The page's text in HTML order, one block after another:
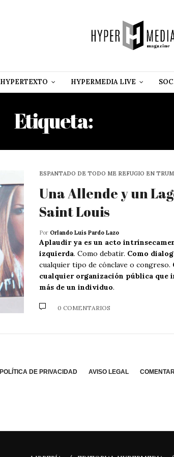
HYPERTEXTO HYPERMEDIA LIVE
Etiqueta:
ESPANTADO DE TODO ME REFUGIO EN
Una Allende y un
Saint Louis
Por Orlando Luis Pardo Lazo
Aplaudir ya es un acto
izquierda. Como debatir. Como
cualquier tipo de cónclave o congreso.
cualquier organización pública que
más de un individuo.
0 COMENTARIOS
POLÍTICA DE PRIVACIDAD AVISO LEGAL